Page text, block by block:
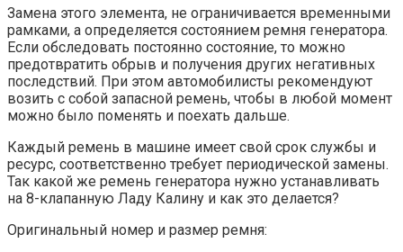
Замена этого элемента, не ограничивается временными
рамками, а определяется состоянием ремня генератора.
Если обследовать постоянно состояние, то можно
предотвратить обрыв и получения других негативных
последствий. При этом автомобилисты рекомендуют
возить с собой запасной ремень, чтобы в любой момент
можно было поменять и поехать дальше.
Каждый ремень в машине имеет свой срок службы и
ресурс, соответственно требует периодической замены.
Так какой же ремень генератора нужно устанавливать
на 8-клапанную Ладу Калину и как это делается?
Оригинальный номер и размер ремня: